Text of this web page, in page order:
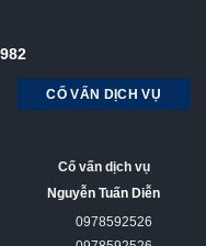
CỐ VẤN DỊCH VỤ
Cố vấn dịch vụ
Nguyễn Tuấn Diễn
0978592526